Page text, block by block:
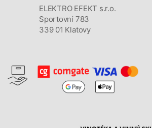
ELEKTRO EFEKT s.r.o.
Sportovní 783
339 01 Klatovy